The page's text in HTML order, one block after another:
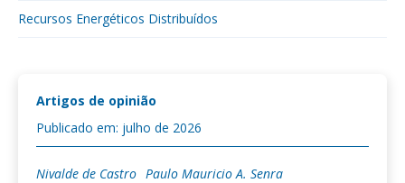
Recursos Energéticos Distribuídos
Artigos de opinião
Publicado em: julho de 2026
Nivalde de Castro Paulo Mauricio A. Senra